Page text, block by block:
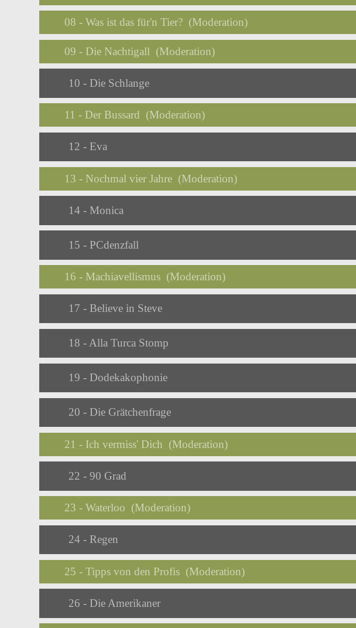
08 - Was ist das für'n Tier? (Moderation)
09 - Die Nachtigall (Moderation)
Audio
Player
10 - Die Schlange
11 - Der Bussard (Moderation)
Audio
Player
12 - Eva
13 - Nochmal vier Jahre (Moderation)
Audio
Player
14 - Monica
Audio
Player
15 - PCdenzfall
16 - Machiavellismus (Moderation)
Audio
Player
17 - Believe in Steve
Audio
Player
18 - Alla Turca Stomp
Audio
Player
19 - Dodekakophonie
Audio
Player
20 - Die Grätchenfrage
21 - Ich vermiss' Dich (Moderation)
Audio
Player
22 - 90 Grad
23 - Waterloo (Moderation)
Audio
Player
24 - Regen
25 - Tipps von den Profis (Moderation)
Audio
Player
26 - Die Amerikaner